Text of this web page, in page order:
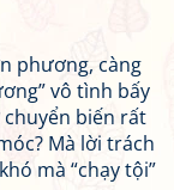
phương, càng
vô tình bấy
biến rất
Mà lời trách
mà “chạy tội”